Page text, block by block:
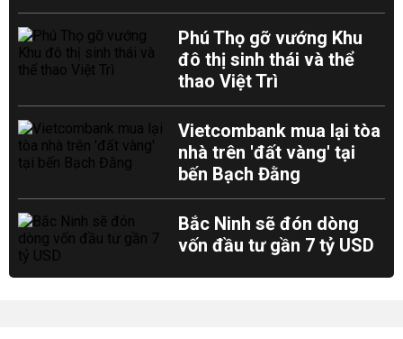
Phú Thọ gỡ vướng Khu
đô thị sinh thái và thể
thao Việt Trì
Vietcombank mua lại tòa
nhà trên 'đất vàng' tại
bến Bạch Đằng
Bắc Ninh sẽ đón dòng
vốn đầu tư gần 7 tỷ USD